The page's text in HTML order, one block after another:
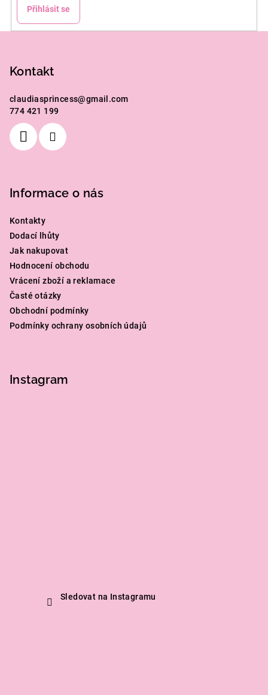
Přihlásit se
Kontakt
claudiasprincess@gmail.com
774 421 199
Informace o nás
Kontakty
Dodací lhůty
Jak nakupovat
Hodnocení obchodu
Vrácení zboží a reklamace
Časté otázky
Obchodní podmínky
Podmínky ochrany osobních údajů
Instagram
Sledovat na Instagramu